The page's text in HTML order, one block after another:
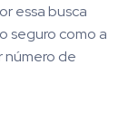
essa busca
seguro como a
número de